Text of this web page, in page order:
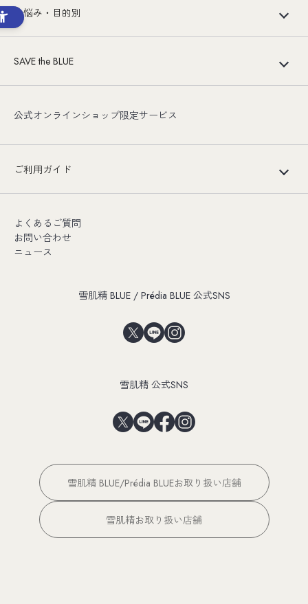
お悩み・目的別
SAVE the BLUE
公式オンラインショップ限定サービス
ご利用ガイド
よくあるご質問
お問い合わせ
ニュース
雪肌精 BLUE / Prédia BLUE 公式SNS
雪肌精 公式SNS
雪肌精 BLUE/Prédia BLUEお取り扱い店舗
雪肌精お取り扱い店舗